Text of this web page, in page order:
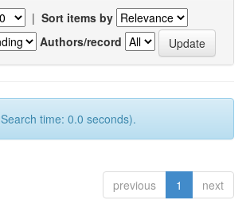
| Sort items by
Authors/record
time: 0.0 seconds).
previous 1 next